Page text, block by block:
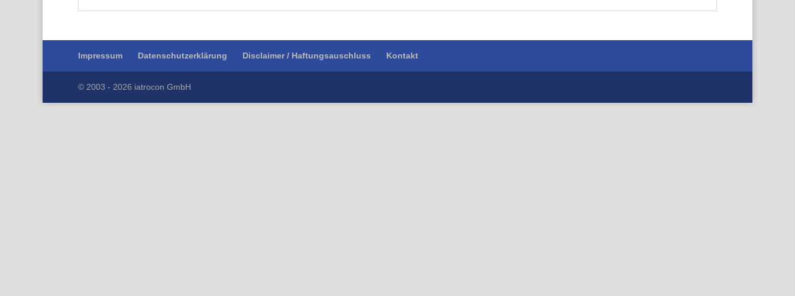
Impressum Datenschutzerklärung Disclaimer / Haftungsauschluss Kontakt
© 2003 - 2026 iatrocon GmbH